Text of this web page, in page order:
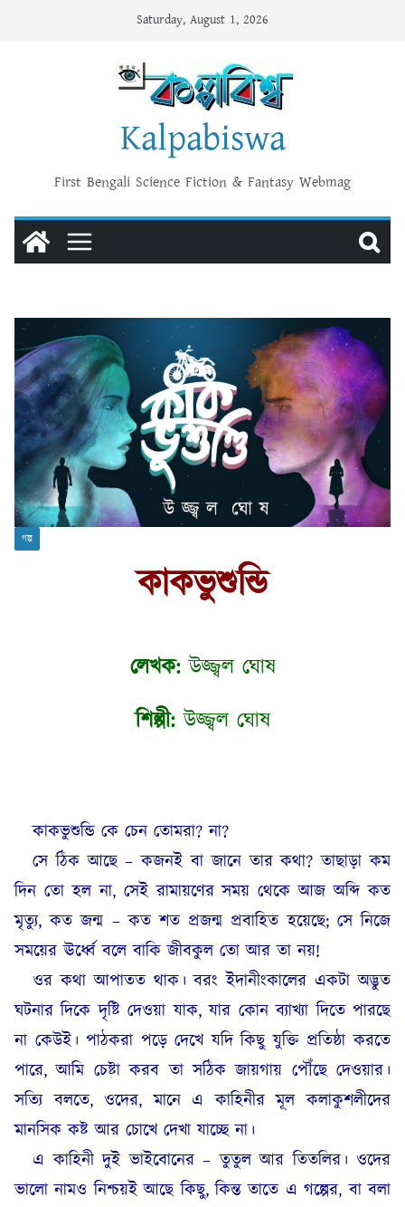
Saturday, August 1, 2026
Kalpabiswa
First Bengali Science Fiction & Fantasy Webmag
গল্প
কাকভুশুন্ডি
লেখক:উজ্জ্বল ঘোষ
শিল্পী:উজ্জ্বল ঘোষ
কাকভুশুন্ডি কে চেন তোমরা? না?
সে ঠিক আছে – কজনই বা জানে তার কথা? তাছাড়া কম
দিন তো হল না, সেই রামায়ণের সময় থেকে আজ অব্দি কত
মৃত্যু, কত জন্ম – কত শত প্রজন্ম প্রবাহিত হয়েছে; সে নিজে
সময়ের ঊর্ধ্বে বলে বাকি জীবকুল তো আর তা নয়!
ওর কথা আপাতত থাক। বরং ইদানীংকালের একটা অদ্ভুত
ঘটনার দিকে দৃষ্টি দেওয়া যাক, যার কোন ব্যাখ্যা দিতে পারছে
না কেউই। পাঠকরা পড়ে দেখে যদি কিছু যুক্তি প্রতিষ্ঠা করতে
পারে, আমি চেষ্টা করব তা সঠিক জায়গায় পৌঁছে দেওয়ার।
সত্যি বলতে, ওদের, মানে এ কাহিনীর মূল কলাকুশলীদের
মানসিক কষ্ট আর চোখে দেখা যাচ্ছে না।
এ কাহিনী দুই ভাইবোনের – তুতুল আর তিতলির। ওদের
ভালো নামও নিশ্চয়ই আছে কিছু, কিন্ত তাতে এ গল্পের, বা বলা